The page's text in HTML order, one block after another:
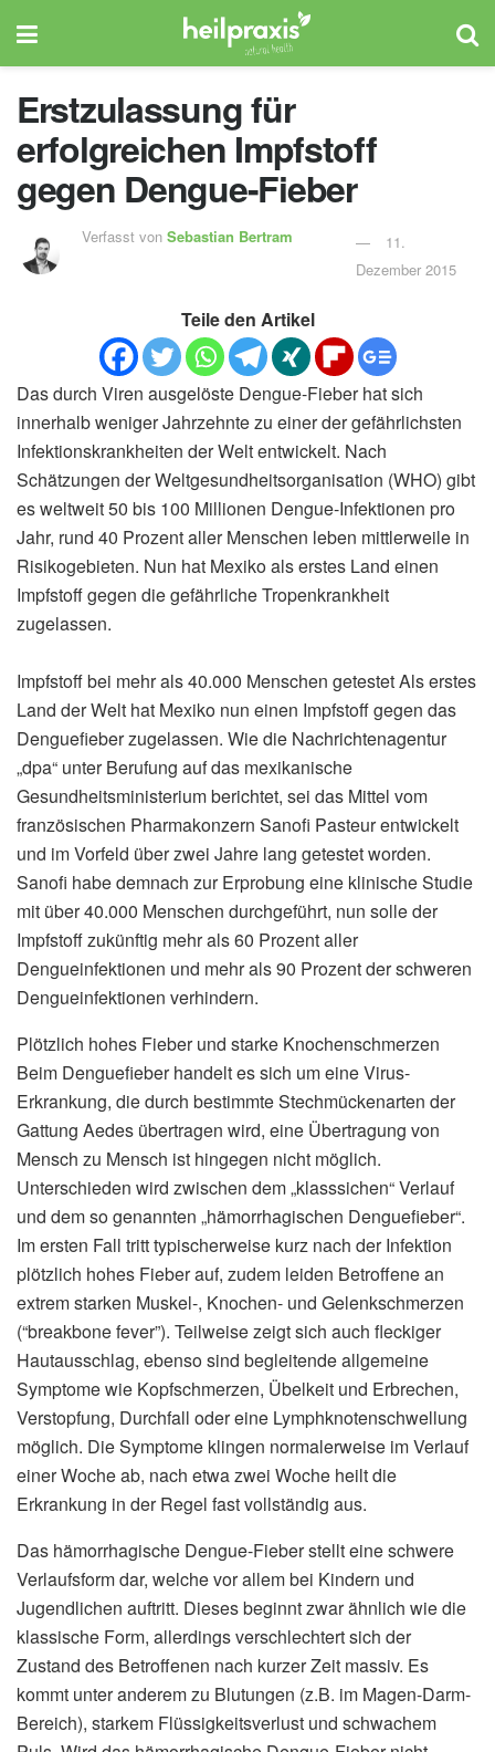
Erstzulassung für
erfolgreichen Impfstoff
gegen Dengue-Fieber
Verfasst von Sebastian Bertram
11.
Dezember 2015
Teile den Artikel
Das durch Viren ausgelöste Dengue-Fieber hat sich
innerhalb weniger Jahrzehnte zu einer der gefährlichsten
Infektionskrankheiten der Welt entwickelt. Nach
Schätzungen der Weltgesundheitsorganisation (WHO) gibt
es weltweit 50 bis 100 Millionen Dengue-Infektionen pro
Jahr, rund 40 Prozent aller Menschen leben mittlerweile in
Risikogebieten. Nun hat Mexiko als erstes Land einen
Impfstoff gegen die gefährliche Tropenkrankheit
zugelassen.
Impfstoff bei mehr als 40.000 Menschen getestet Als erstes
Land der Welt hat Mexiko nun einen Impfstoff gegen das
Denguefieber zugelassen. Wie die Nachrichtenagentur
„dpa“ unter Berufung auf das mexikanische
Gesundheitsministerium berichtet, sei das Mittel vom
französischen Pharmakonzern Sanofi Pasteur entwickelt
und im Vorfeld über zwei Jahre lang getestet worden.
Sanofi habe demnach zur Erprobung eine klinische Studie
mit über 40.000 Menschen durchgeführt, nun solle der
Impfstoff zukünftig mehr als 60 Prozent aller
Dengueinfektionen und mehr als 90 Prozent der schweren
Dengueinfektionen verhindern.
Plötzlich hohes Fieber und starke Knochenschmerzen
Beim Denguefieber handelt es sich um eine Virus-
Erkrankung, die durch bestimmte Stechmückenarten der
Gattung Aedes übertragen wird, eine Übertragung von
Mensch zu Mensch ist hingegen nicht möglich.
Unterschieden wird zwischen dem „klasssichen“ Verlauf
und dem so genannten „hämorrhagischen Denguefieber“.
Im ersten Fall tritt typischerweise kurz nach der Infektion
plötzlich hohes Fieber auf, zudem leiden Betroffene an
extrem starken Muskel-, Knochen- und Gelenkschmerzen
(“breakbone fever”). Teilweise zeigt sich auch fleckiger
Hautausschlag, ebenso sind begleitende allgemeine
Symptome wie Kopfschmerzen, Übelkeit und Erbrechen,
Verstopfung, Durchfall oder eine Lymphknotenschwellung
möglich. Die Symptome klingen normalerweise im Verlauf
einer Woche ab, nach etwa zwei Woche heilt die
Erkrankung in der Regel fast vollständig aus.
Das hämorrhagische Dengue-Fieber stellt eine schwere
Verlaufsform dar, welche vor allem bei Kindern und
Jugendlichen auftritt. Dieses beginnt zwar ähnlich wie die
klassische Form, allerdings verschlechtert sich der
Zustand des Betroffenen nach kurzer Zeit massiv. Es
kommt unter anderem zu Blutungen (z.B. im Magen-Darm-
Bereich), starkem Flüssigkeitsverlust und schwachem